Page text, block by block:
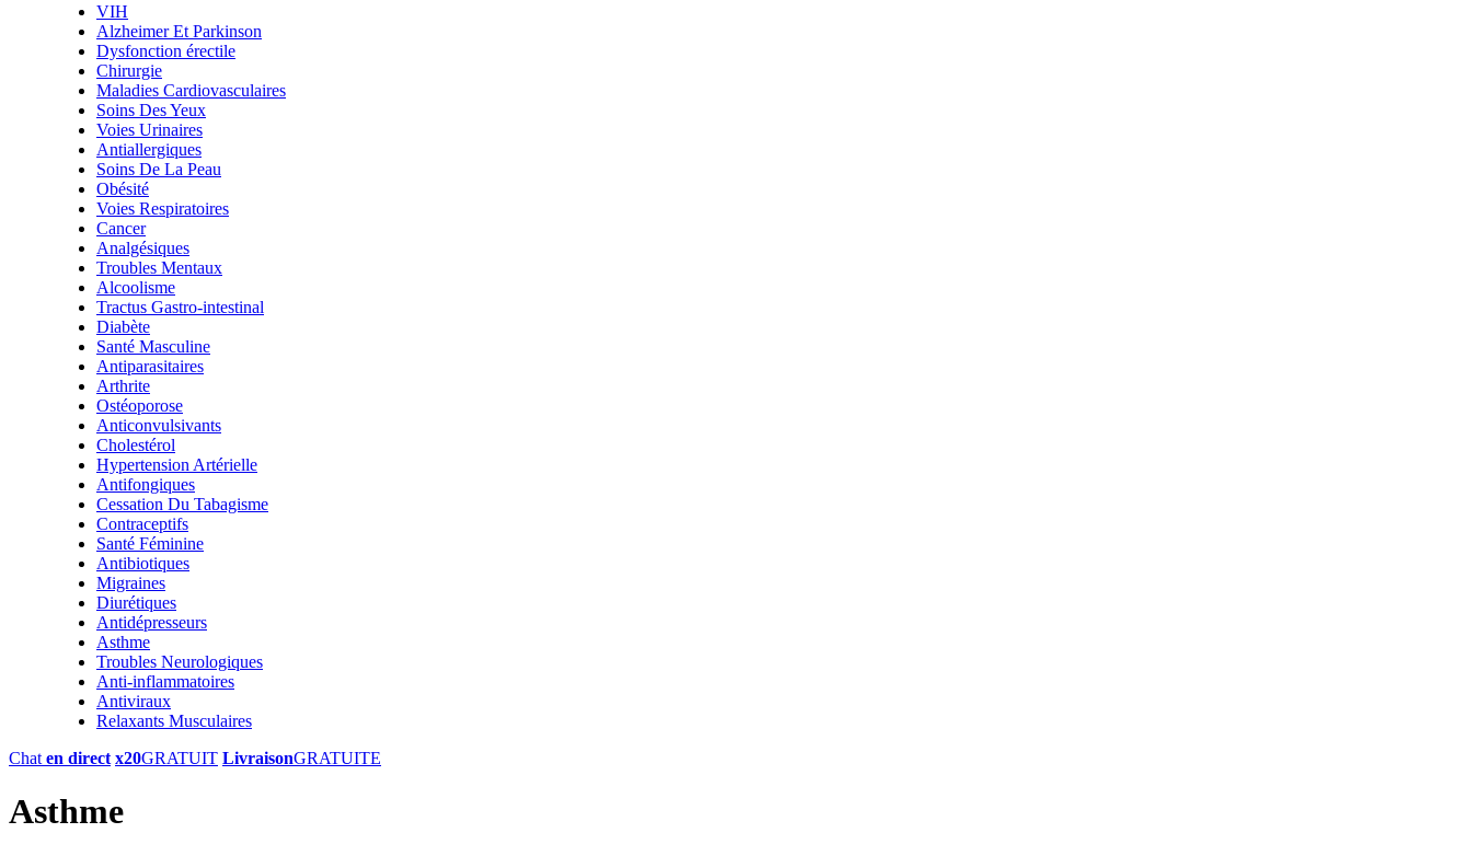
VIH
Alzheimer Et Parkinson
Dysfonction érectile
Chirurgie
Maladies Cardiovasculaires
Soins Des Yeux
Voies Urinaires
Antiallergiques
Soins De La Peau
Obésité
Voies Respiratoires
Cancer
Analgésiques
Troubles Mentaux
Alcoolisme
Tractus Gastro-intestinal
Diabète
Santé Masculine
Antiparasitaires
Arthrite
Ostéoporose
Anticonvulsivants
Cholestérol
Hypertension Artérielle
Antifongiques
Cessation Du Tabagisme
Contraceptifs
Santé Féminine
Antibiotiques
Migraines
Diurétiques
Antidépresseurs
Asthme
Troubles Neurologiques
Anti-inflammatoires
Antiviraux
Relaxants Musculaires
Chat en direct x20GRATUIT LivraisonGRATUITE
Asthme